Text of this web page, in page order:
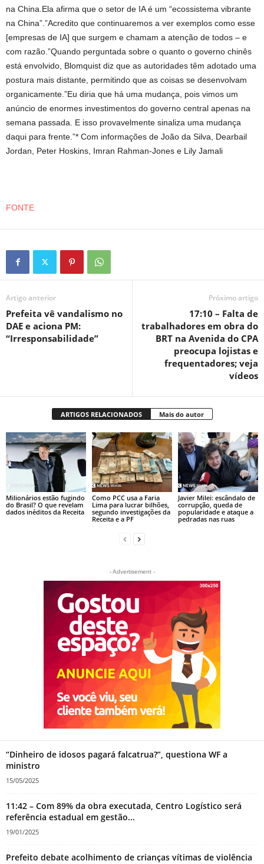
na China.Ela afirma que o setor de IA é um “ecossistema vibrante
na China”.”Acredito que continuaremos a ver exemplos como esse
[empresas de IA] que surgem e chamam a atenção de todos – e
com razão.”Quando perguntada sobre o quanto o governo chinês
está envolvido, Blomquist diz que as autoridades têm adotado uma
postura mais distante, permitindo que as coisas se desenvolvam
organicamente.”Eu diria que há uma mudança, pois vimos um
anúncio de enormes investimentos do governo central apenas na
semana passada. E isso provavelmente sinaliza uma mudança
daqui para frente.”* Com informações de João da Silva, Dearbail
Jordan, Peter Hoskins, Imran Rahman-Jones e Lily Jamali
FONTE
Artigo anterior
Prefeita vê vandalismo no
DAE e aciona PM:
“Irresponsabilidade”
Próximo artigo
17:10 – Falta de
trabalhadores em obra do
BRT na Avenida do CPA
preocupa lojistas e
frequentadores; veja
vídeos
ARTIGOS RELACIONADOS Mais do autor
Milionários estão fugindo
do Brasil? O que revelam
dados inéditos da Receita
Como PCC usa a Faria
Lima para lucrar bilhões,
segundo investigações da
Receita e a PF
Javier Milei: escândalo de
corrupção, queda de
popularidade e ataque a
pedradas nas ruas
- Advertisement -
“Dinheiro de idosos pagará falcatrua?”, questiona WF a
ministro
15/05/2025
11:42 – Com 89% da obra executada, Centro Logístico será
referência estadual em gestão...
19/01/2025
Prefeito debate acolhimento de crianças vítimas de violência